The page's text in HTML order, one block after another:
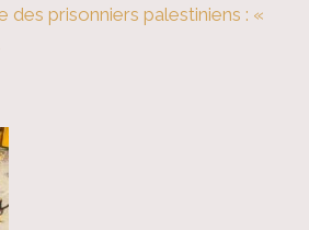
des prisonniers palestiniens : «